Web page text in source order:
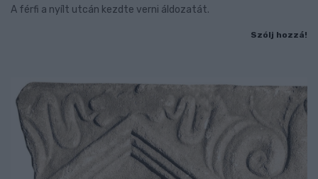
A férfi a nyílt utcán kezdte verni áldozatát.
Szólj hozzá!